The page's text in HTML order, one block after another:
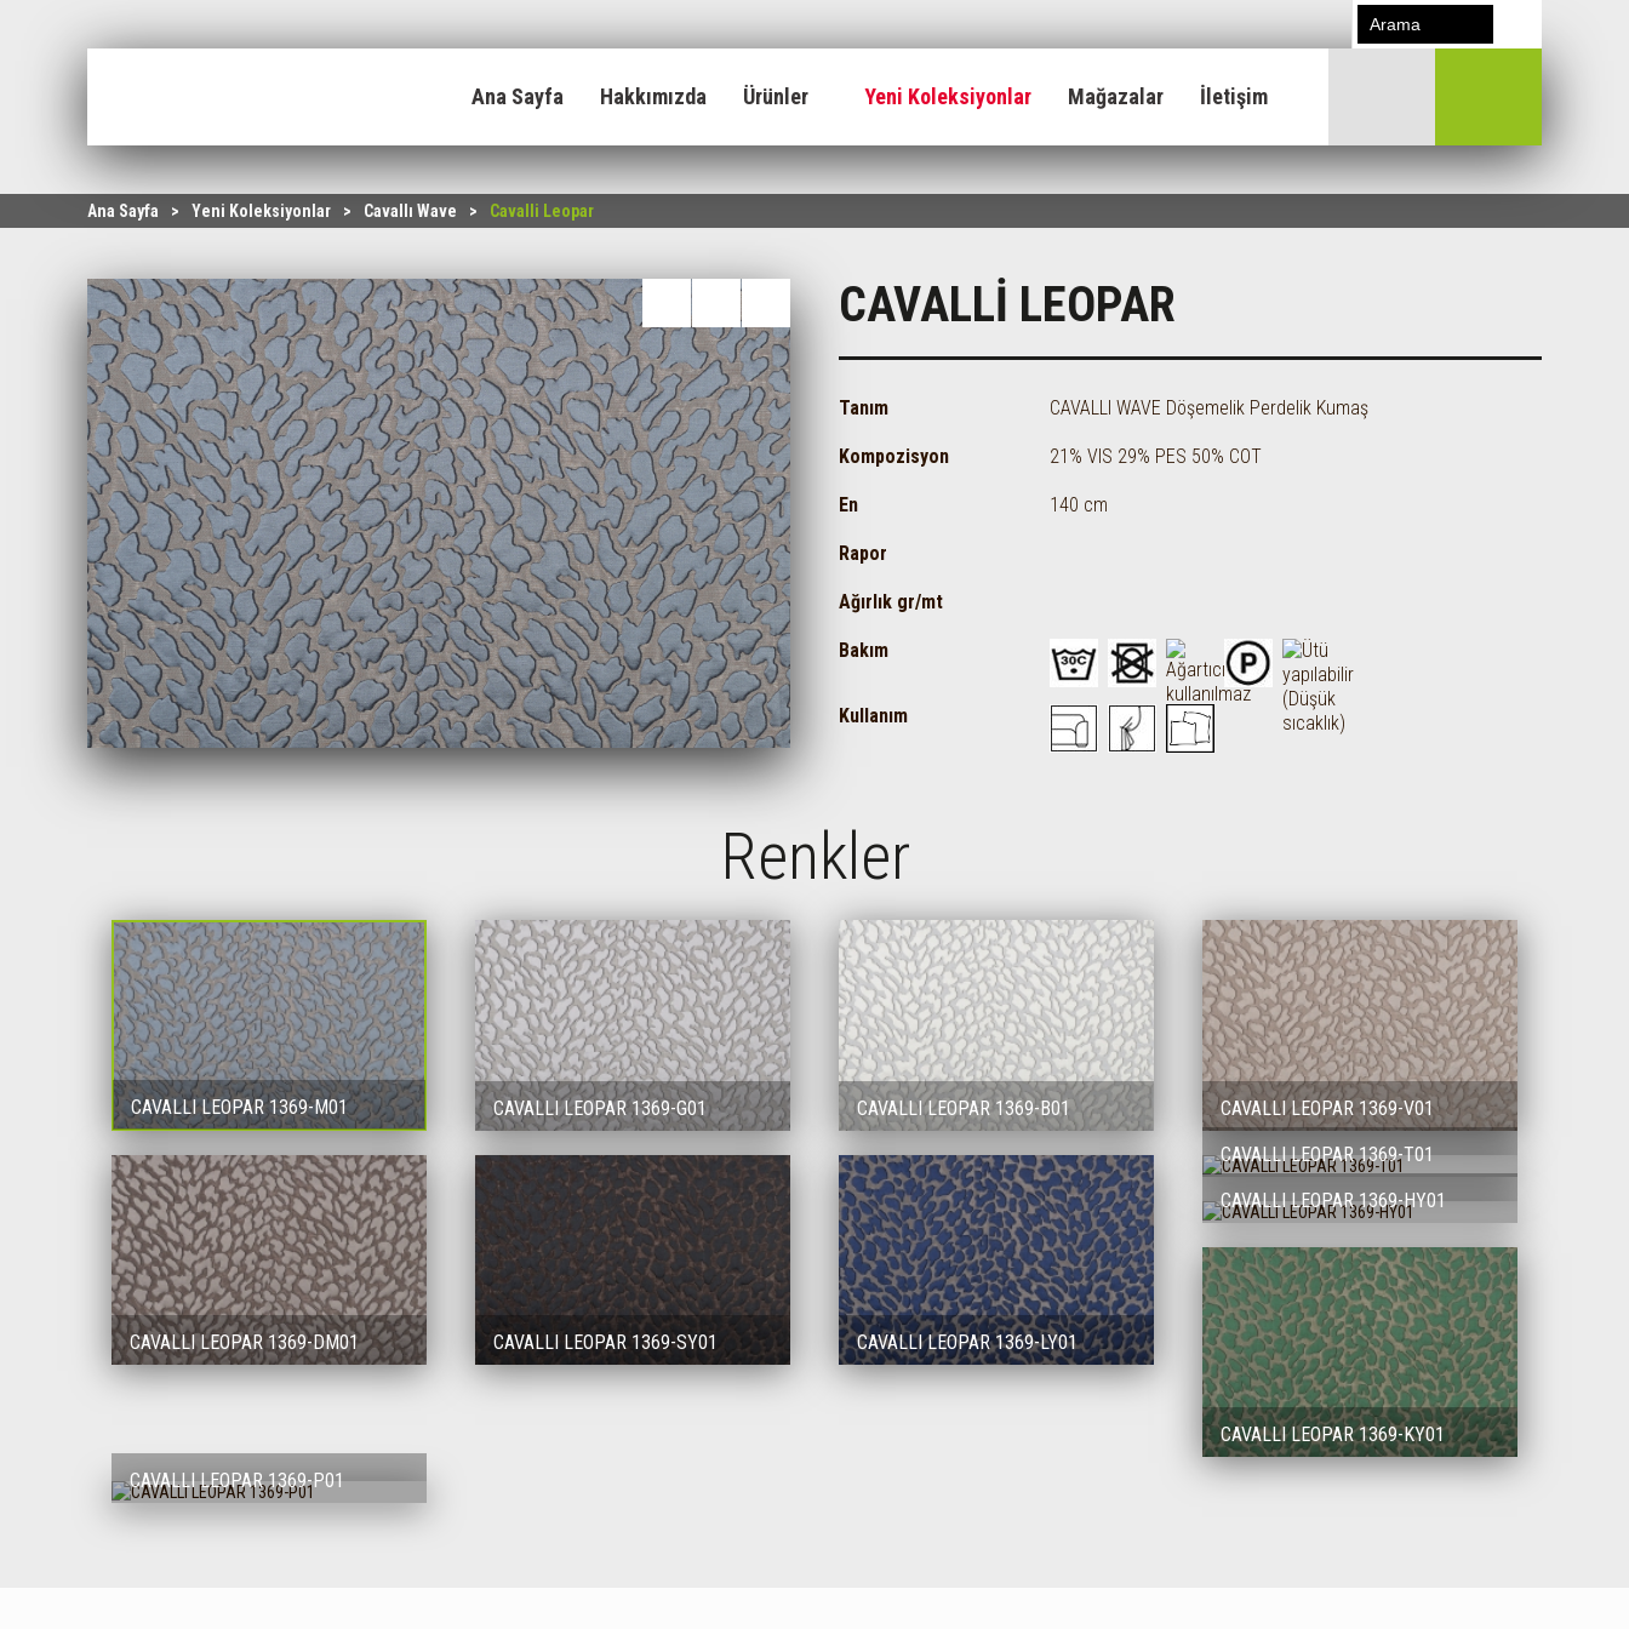
Ana Sayfa Hakkımızda Ürünler Yeni Koleksiyonlar Mağazalar İletişim
Ana Sayfa > Yeni Koleksiyonlar > Cavallı Wave > Cavalli Leopar
CAVALLİ LEOPAR
Tanım CAVALLI WAVE Döşemelik Perdelik Kumaş
Kompozisyon 21% VIS 29% PES 50% COT
En 140 cm
Rapor
Ağırlık gr/mt
Bakım
Kullanım
Renkler
CAVALLI LEOPAR 1369-M01 CAVALLI LEOPAR 1369-G01 CAVALLI LEOPAR 1369-B01 CAVALLI LEOPAR 1369-V01
CAVALLI LEOPAR 1369-DM01 CAVALLI LEOPAR 1369-SY01 CAVALLI LEOPAR 1369-LY01
CAVALLI LEOPAR 1369-T01
CAVALLI LEOPAR 1369-HY01
CAVALLI LEOPAR 1369-KY01
CAVALLI LEOPAR 1369-P01